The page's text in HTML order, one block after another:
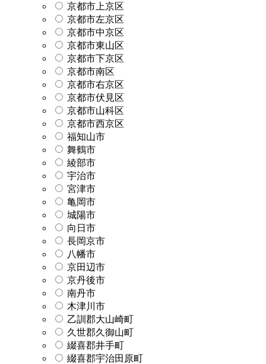
京都市上京区
京都市左京区
京都市中京区
京都市東山区
京都市下京区
京都市南区
京都市右京区
京都市伏見区
京都市山科区
京都市西京区
福知山市
舞鶴市
綾部市
宇治市
宮津市
亀岡市
城陽市
向日市
長岡京市
八幡市
京田辺市
京丹後市
南丹市
木津川市
乙訓郡大山崎町
久世郡久御山町
綴喜郡井手町
綴喜郡宇治田原町